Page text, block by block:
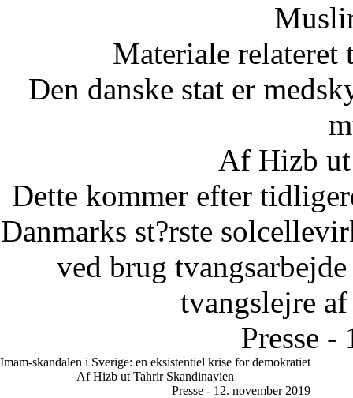
Materiale
Den danske stat er
Af Hizb
Dette kommer efter
Danmarks st?rste
ved brug
tvangslejre
Presse -
Imam-skandalen i Sverige: en eksistentiel krise for demokratiet
Af Hizb ut Tahrir Skandinavien
Presse - 12. november 2019